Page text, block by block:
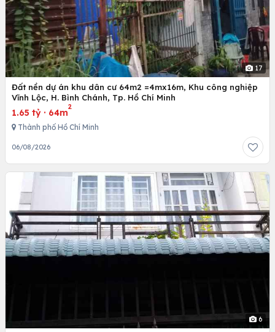
17
Đất nền dự án khu dân cư 64m2 =4mx16m, Khu công nghiệp
Vĩnh Lộc, H. Bình Chánh, Tp. Hồ Chí Minh
1.65 tỷ · 64m
2
Thành phố Hồ Chí Minh
06/08/2026
6